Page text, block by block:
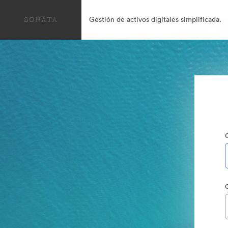
Gestión de activos digitales simplificada.